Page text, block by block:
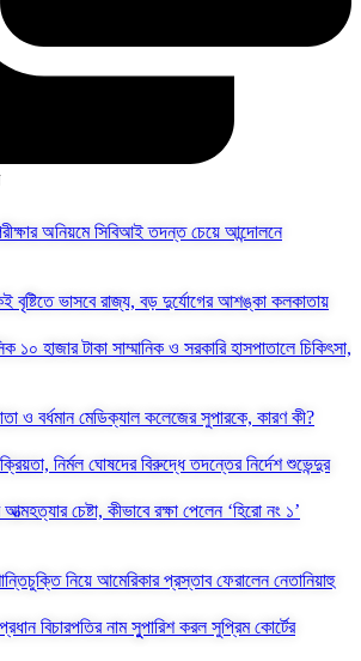
অনিয়মে সিবিআই তদন্ত চেয়ে আন্দোলনে
বৃষ্টিতে ভাসবে রাজ্য, বড় দুর্যোগের আশঙ্কা কলকাতায়
১০ হাজার টাকা সাম্মানিক ও সরকারি হাসপাতালে চিকিৎসা,
ও বর্ধমান মেডিক্যাল কলেজের সুপারকে, কারণ কী?
নির্মল ঘোষদের বিরুদ্ধে তদন্তের নির্দেশ শুভেন্দুর
চেষ্টা, কীভাবে রক্ষা পেলেন ‘হিরো নং ১’
নিয়ে আমেরিকার প্রস্তাব ফেরালেন নেতানিয়াহু
বিচারপতির নাম সুুপারিশ করল সুপ্রিম কোর্টের